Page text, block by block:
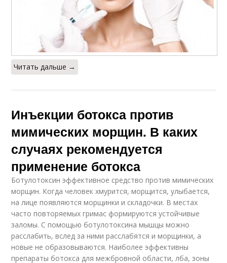
Читать дальше →
Инъекции ботокса против
мимических морщин. В каких
случаях рекомендуется
применение ботокса
Ботулотоксин эффективное средство против мимических
морщин. Когда человек хмурится, морщится, улыбается,
на лице появляются морщинки и складочки. В местах
часто повторяемых гримас формируются устойчивые
заломы. С помощью ботулотоксина мышцы можно
расслабить, вслед за ними расслабятся и морщинки, а
новые не образовываются. Наиболее эффективны
препараты ботокса для межбровной области, лба, зоны